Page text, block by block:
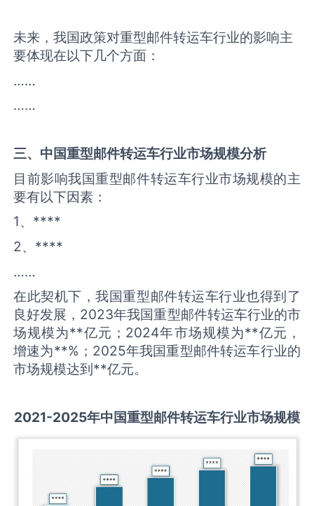
未来，我国政策对重型邮件转运车行业的影响主
要体现在以下几个方面：
……
……
三、中国重型邮件转运车行业市场规模分析
目前影响我国重型邮件转运车行业市场规模的主
要有以下因素：
1、****
2、****
……
在此契机下，我国重型邮件转运车行业也得到了
良好发展，2023年我国重型邮件转运车行业的市
场规模为**亿元；2024年市场规模为**亿元，
增速为**%；2025年我国重型邮件转运车行业的
市场规模达到**亿元。
2021-2025年中国重型邮件转运车行业市场规模